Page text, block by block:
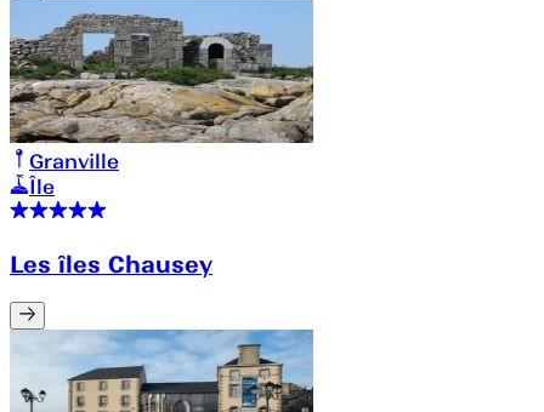
Granville
Île
Les îles Chausey